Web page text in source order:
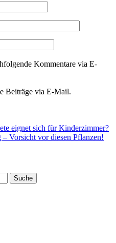
Kommentare via E-
Beiträge via E-Mail.
eignet sich für Kinderzimmer?
– Vorsicht vor diesen Pflanzen!